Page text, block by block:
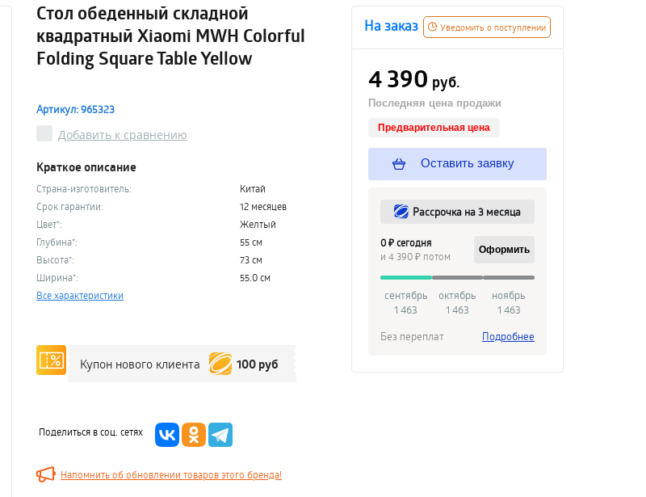
Стол обеденный складной
квадратный Xiaomi MWH Colorful
Folding Square Table Yellow
Артикул: 965323
Добавить к сравнению
Краткое описание
Страна-изготовитель:
Китай
Срок гарантии:
12 месяцев
Цвет*:
Желтый
Глубина*:
55 см
Высота*:
73 см
Ширина*:
55.0 см
Все характеристики
Купон нового клиента 100 руб
Поделиться в соц. сетях
Напомнить об обновлении товаров этого бренда!
Уведомить о поступлении
На заказ
4 390 руб.
Последняя цена продажи
Предварительная цена
Оставить заявку
Рассрочка на 3 месяца
0 ₽ сегодня
и 4 390 ₽ потом
Оформить
сентябрь
1 463
октябрь
1 463
ноябрь
1 463
Без переплат
Подробнее